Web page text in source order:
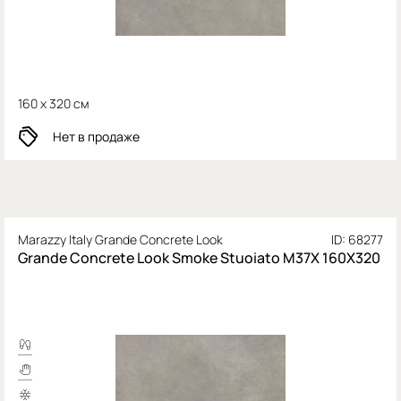
160 x 320 см
Нет в продаже
Marazzy Italy Grande Concrete Look ID: 68277
Grande Concrete Look Smoke Stuoiato M37X 160X320